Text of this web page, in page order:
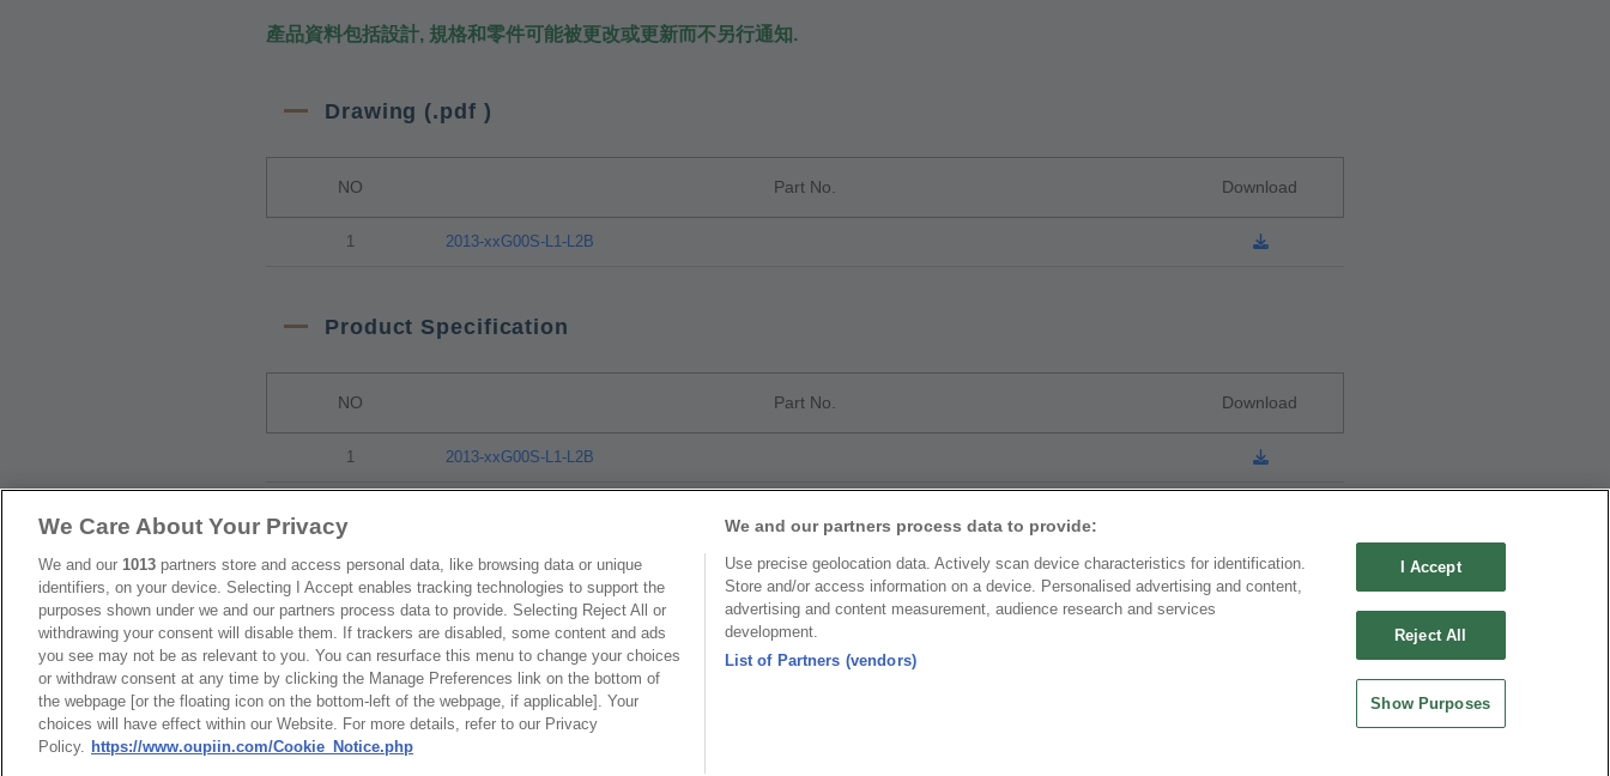
產品資料包括設計, 規格和零件可能被更改或更新而不另行通知.
Drawing (.pdf )
NO Part No. Download
1 2013-xxG00S-L1-L2B
Product Specification
NO Part No. Download
1 2013-xxG00S-L1-L2B
最新消息
展覽訊息
連接器信息
環保資料
加入郵件列表
常見問題
隱私權政策
Cookie政策
產品索引
台灣總公司
弘振企業股份有限公司
地址 : 334031 桃園市八德區和成路20
號
聯絡電話︰+886-3-3655030, 3655156
美國分公司
OUPIIN AMERICA, INC.
地址 : 27795 AVENUE HOPKINS
上海分公司
中國大陸
歐品電子(昆山)有限公司
We Care About Your Privacy
We and our 1013 partners store and access personal data, like browsing data or unique
identifiers, on your device. Selecting I Accept enables tracking technologies to support the
purposes shown under we and our partners process data to provide. Selecting Reject All or
withdrawing your consent will disable them. If trackers are disabled, some content and ads
you see may not be as relevant to you. You can resurface this menu to change your choices
or withdraw consent at any time by clicking the Manage Preferences link on the bottom of
the webpage [or the floating icon on the bottom-left of the webpage, if applicable]. Your
choices will have effect within our Website. For more details, refer to our Privacy
Policy. https://www.oupiin.com/Cookie_Notice.php
We and our partners process data to provide:
Use precise geolocation data. Actively scan device characteristics for identification.
Store and/or access information on a device. Personalised advertising and content,
advertising and content measurement, audience research and services
development.
List of Partners (vendors)
I Accept
Reject All
Show Purposes